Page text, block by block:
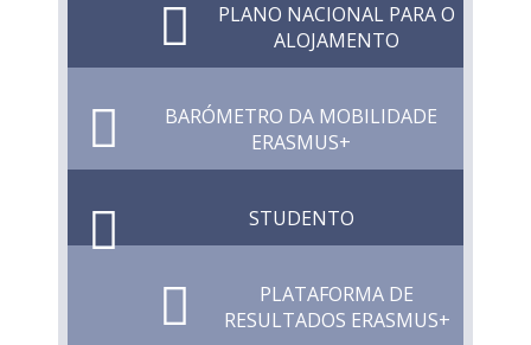
PLANO NACIONAL PARA O
ALOJAMENTO
BARÓMETRO DA MOBILIDADE
ERASMUS+
STUDENTO
PLATAFORMA DE
RESULTADOS ERASMUS+